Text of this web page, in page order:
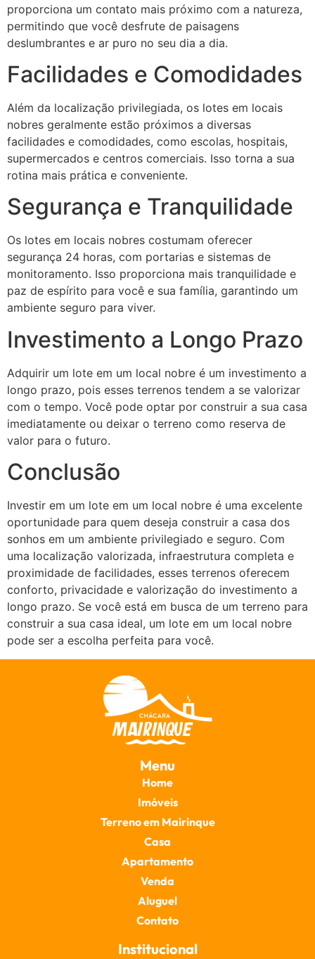
proporciona um contato mais próximo com a natureza,
permitindo que você desfrute de paisagens
deslumbrantes e ar puro no seu dia a dia.
Facilidades e Comodidades
Além da localização privilegiada, os lotes em locais
nobres geralmente estão próximos a diversas
facilidades e comodidades, como escolas, hospitais,
supermercados e centros comerciais. Isso torna a sua
rotina mais prática e conveniente.
Segurança e Tranquilidade
Os lotes em locais nobres costumam oferecer
segurança 24 horas, com portarias e sistemas de
monitoramento. Isso proporciona mais tranquilidade e
paz de espírito para você e sua família, garantindo um
ambiente seguro para viver.
Investimento a Longo Prazo
Adquirir um lote em um local nobre é um investimento a
longo prazo, pois esses terrenos tendem a se valorizar
com o tempo. Você pode optar por construir a sua casa
imediatamente ou deixar o terreno como reserva de
valor para o futuro.
Conclusão
Investir em um lote em um local nobre é uma excelente
oportunidade para quem deseja construir a casa dos
sonhos em um ambiente privilegiado e seguro. Com
uma localização valorizada, infraestrutura completa e
proximidade de facilidades, esses terrenos oferecem
conforto, privacidade e valorização do investimento a
longo prazo. Se você está em busca de um terreno para
construir a sua casa ideal, um lote em um local nobre
pode ser a escolha perfeita para você.
Menu
Home
Imóveis
Terreno em Mairinque
Casa
Apartamento
Venda
Aluguel
Contato
Institucional